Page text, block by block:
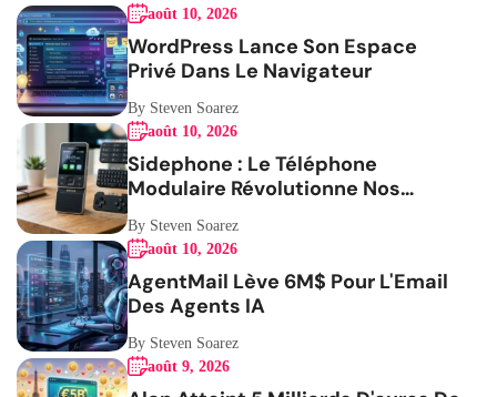
août 10, 2026
WordPress Lance Son Espace
Privé Dans Le Navigateur
By Steven Soarez
août 10, 2026
Sidephone : Le Téléphone
Modulaire Révolutionne Nos
By Steven Soarez
août 10, 2026
AgentMail Lève 6M$ Pour L'Email
Des Agents IA
By Steven Soarez
août 9, 2026